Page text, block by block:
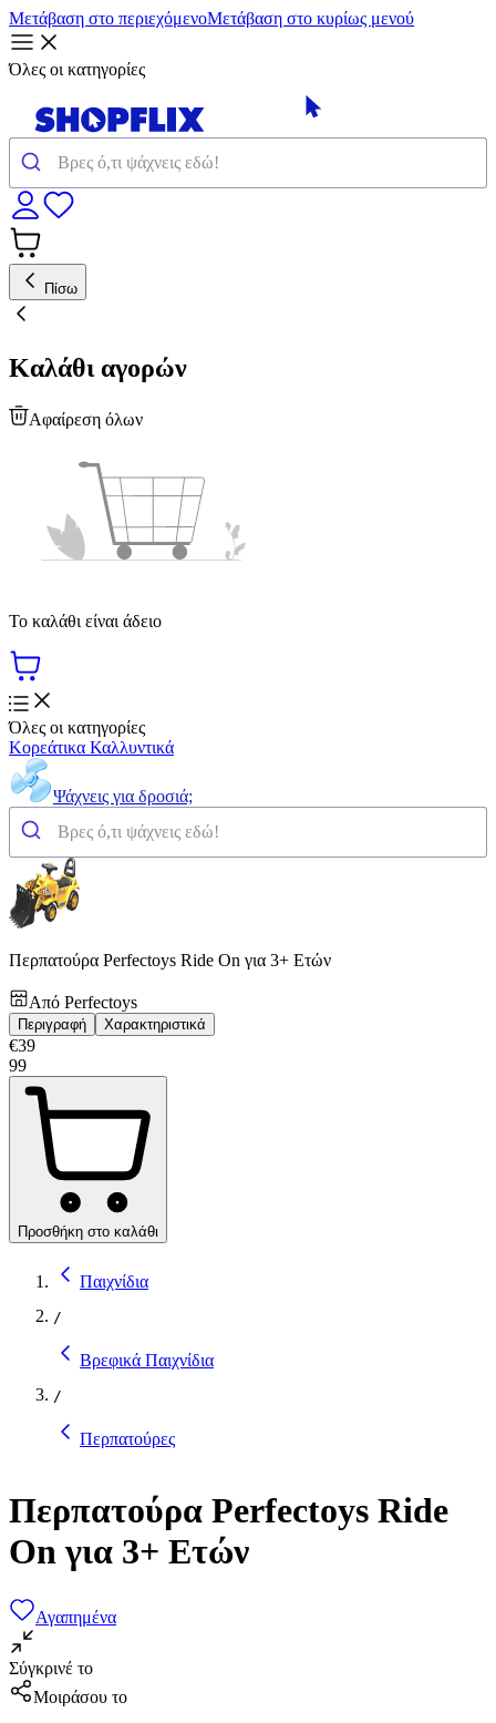
Μετάβαση στο περιεχόμενοΜετάβαση στο κυρίως μενού
Όλες οι κατηγορίες
Πίσω
Καλάθι αγορών
Αφαίρεση όλων
Το καλάθι είναι άδειο
Όλες οι κατηγορίες
Κορεάτικα Καλλυντικά
Ψάχνεις για δροσιά;
Περπατούρα Perfectoys Ride On για 3+ Ετών
Από Perfectoys
Περιγραφή Χαρακτηριστικά
€39
99
Προσθήκη στο καλάθι
Παιχνίδια
/
Βρεφικά Παιχνίδια
/
Περπατούρες
Περπατούρα Perfectoys Ride
On για 3+ Ετών
Αγαπημένα
Σύγκρινέ το
Μοιράσου το